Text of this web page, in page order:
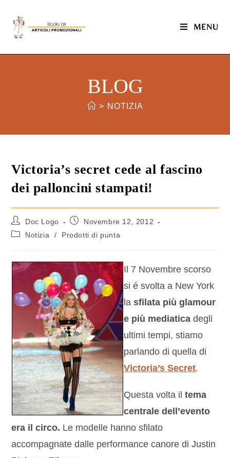
MENU
BLOG
> NOTIZIA
Victoria’s secret cede al fascino
dei palloncini stampati!
Doc Logo
Novembre 12, 2012
Notizia
/ Prodotti di punta
Il 7 Novembre scorso
si é svolta a New York
lasfilata più glamour
e più mediatica degli
ultimi tempi, stiamo
parlando di quella di
Victoria’s Secret.
Questa volta iltema
centrale dell’evento
era il circo. Le modelle hanno sfilato
accompagnate dalle performance canore di Justin